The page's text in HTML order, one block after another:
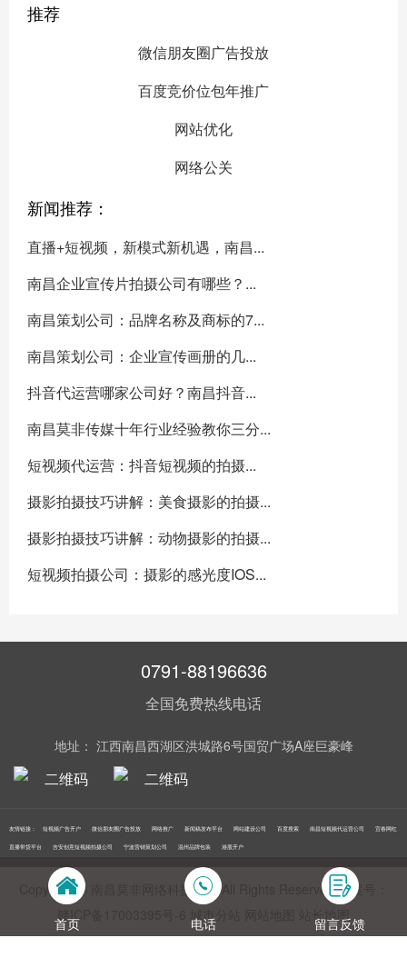
推荐
微信朋友圈广告投放
百度竞价位包年推广
网站优化
网络公关
新闻推荐：
直播+短视频，新模式新机遇，南昌...
南昌企业宣传片拍摄公司有哪些？...
南昌策划公司：品牌名称及商标的7...
南昌策划公司：企业宣传画册的几...
抖音代运营哪家公司好？南昌抖音...
南昌莫非传媒十年行业经验教你三分...
短视频代运营：抖音短视频的拍摄...
摄影拍摄技巧讲解：美食摄影的拍摄...
摄影拍摄技巧讲解：动物摄影的拍摄...
短视频拍摄公司：摄影的感光度IOS...
0791-88196636
全国免费热线电话
地址： 江西南昌西湖区洪城路6号国贸广场A座巨豪峰
友情链接： 短视频广告开户 微信朋友圈广告投放 网络推广 新闻稿发布平台 网站建设公司 百度搜索 南昌短视频代运营公司 宜春网红
直播带货平台 吉安创意短视频拍摄公司 宁波营销策划公司 温州品牌包装 港股开户
Copyright © 南昌莫非网络科技公司 All Rights Reserved 备案号：
赣ICP备17003395号‍-6
城市分站 站长地图
首页 电话 留言反馈